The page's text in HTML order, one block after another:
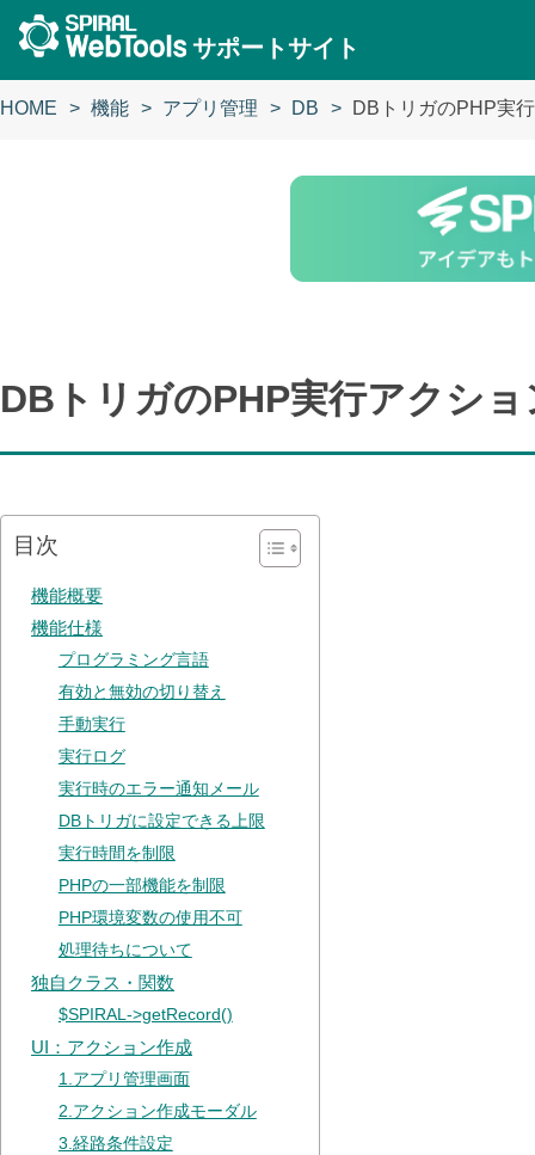
サポートサイト
HOME 機能 アプリ管理 DB DBトリガのPHP実
DBトリガのPHP実行アクショ
目次
機能概要
機能仕様
プログラミング言語
有効と無効の切り替え
手動実行
実行ログ
実行時のエラー通知メール
DBトリガに設定できる上限
実行時間を制限
PHPの一部機能を制限
PHP環境変数の使用不可
処理待ちについて
独自クラス・関数
$SPIRAL->getRecord()
UI：アクション作成
1.アプリ管理画面
2.アクション作成モーダル
3.経路条件設定